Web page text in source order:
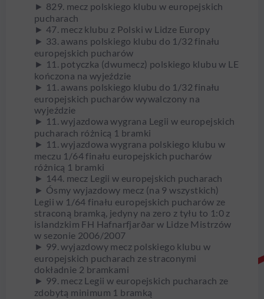
► 829. mecz polskiego klubu w europejskich
pucharach
► 47. mecz klubu z Polski w Lidze Europy
► 33. awans polskiego klubu do 1/32 finału
europejskich pucharów
► 11. potyczka (dwumecz) polskiego klubu w LE
kończona na wyjeździe
► 11. awans polskiego klubu do 1/32 finału
europejskich pucharów wywalczony na
wyjeździe
► 11. wyjazdowa wygrana Legii w europejskich
pucharach różnicą 1 bramki
► 11. wyjazdowa wygrana polskiego klubu w
meczu 1/64 finału europejskich pucharów
różnicą 1 bramki
► 144. mecz Legii w europejskich pucharach
► Ósmy wyjazdowy mecz (na 9 wszystkich)
Legii w 1/64 finału europejskich pucharów ze
straconą bramką, jedyny na zero z tyłu to 1:0 z
islandzkim FH Hafnarfjarðar w Lidze Mistrzów
w sezonie 2006/2007
► 99. wyjazdowy mecz polskiego klubu w
europejskich pucharach ze straconymi
dokładnie 2 bramkami
► 99. mecz Legii w europejskich pucharach ze
zdobytą minimum 1 bramką